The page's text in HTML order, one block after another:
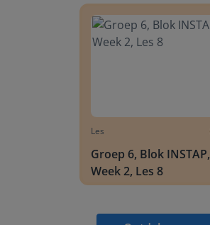
Les
Groep 6, Blok INSTAP,
Week 2, Les 8